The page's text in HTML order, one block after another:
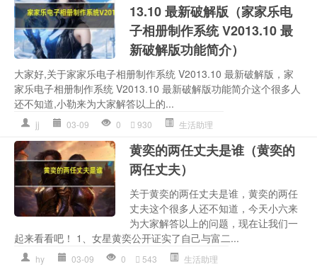
13.10 最新破解版（家家乐电
子相册制作系统 V2013.10 最
新破解版功能简介）
大家好,关于家家乐电子相册制作系统 V2013.10 最新破解版，家
家乐电子相册制作系统 V2013.10 最新破解版功能简介这个很多人
还不知道,小勒来为大家解答以上的...
jj 03-09 0 930 生活助理
黄奕的两任丈夫是谁（黄奕的
两任丈夫）
关于黄奕的两任丈夫是谁，黄奕的两任
丈夫这个很多人还不知道，今天小六来
为大家解答以上的问题，现在让我们一
起来看看吧！ 1、女星黄奕公开证实了自己与富二...
hy 03-09 0 543 生活助理